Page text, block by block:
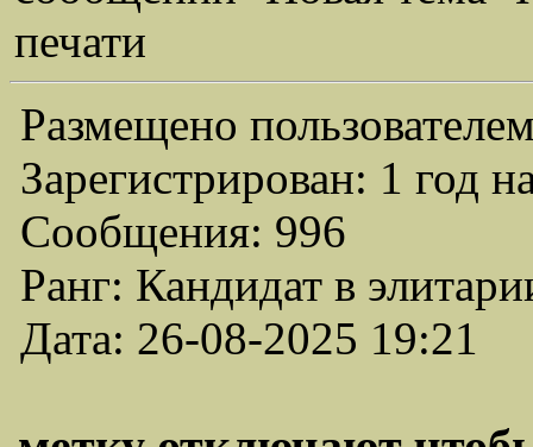
печати
Размещено
Зарегистрирован: 1 год
Сообщения: 996
Ранг: Кандидат в
Дата: 26-08-2025 19:21